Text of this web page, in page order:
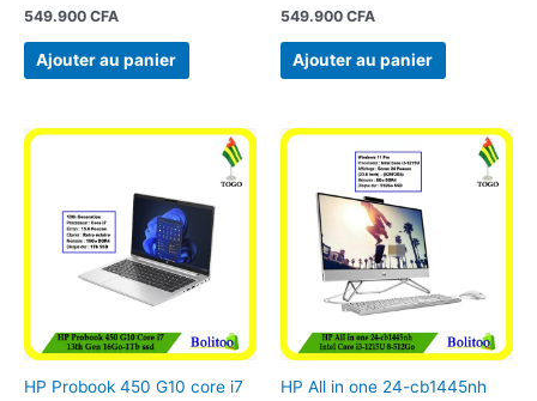
549.900 CFA
Ajouter au panier
549.900 CFA
Ajouter au panier
HP Probook 450 G10 core i7
HP All in one 24-cb1445nh